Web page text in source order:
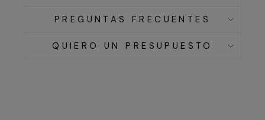
PREGUNTAS FRECUENTES
QUIERO UN PRESUPUESTO